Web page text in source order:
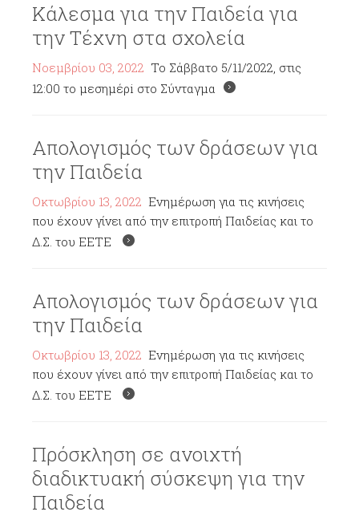
Κάλεσμα για την Παιδεία για
την Τέχνη στα σχολεία
Νοεμβρίου 03, 2022 To Σάββατο 5/11/2022, στις
12:00 το μεσημέρi στο Σύνταγμα
Απολογισμός των δράσεων για
την Παιδεία
Οκτωβρίου 13, 2022 Ενημέρωση για τις κινήσεις
που έχουν γίνει από την επιτροπή Παιδείας και το
Δ.Σ. του ΕΕΤΕ
Απολογισμός των δράσεων για
την Παιδεία
Οκτωβρίου 13, 2022 Ενημέρωση για τις κινήσεις
που έχουν γίνει από την επιτροπή Παιδείας και το
Δ.Σ. του ΕΕΤΕ
Πρόσκληση σε ανοιχτή
διαδικτυακή σύσκεψη για την
Παιδεία